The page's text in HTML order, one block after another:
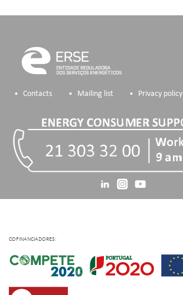
Contacts Mailing list Privacy policy
COFINANCIADORES: